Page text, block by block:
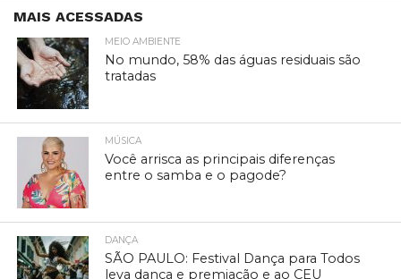
MAIS ACESSADAS
MEIO AMBIENTE
No mundo, 58% das águas residuais são
tratadas
MÚSICA
Você arrisca as principais diferenças
entre o samba e o pagode?
DANÇA
SÃO PAULO: Festival Dança para Todos
leva dança e premiação e ao CEU